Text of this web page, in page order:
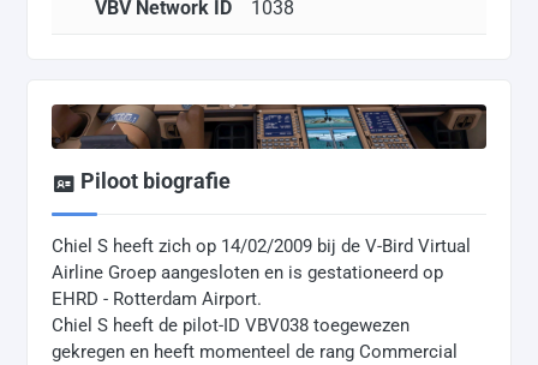
VBV Network ID 1038
Piloot biografie
Chiel S heeft zich op 14/02/2009 bij de V-Bird Virtual
Airline Groep aangesloten en is gestationeerd op
EHRD - Rotterdam Airport.
Chiel S heeft de pilot-ID VBV038 toegewezen
gekregen en heeft momenteel de rang Commercial